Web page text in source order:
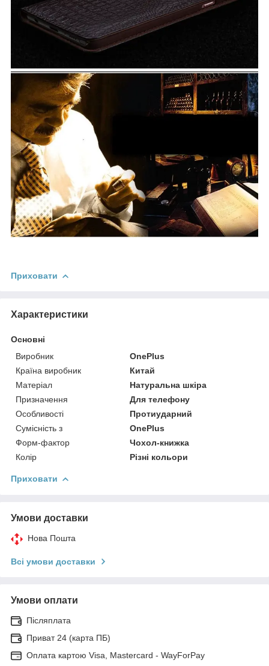
Приховати
Характеристики
Основні
Виробник
OnePlus
Країна виробник
Китай
Матеріал
Натуральна шкіра
Призначення
Для телефону
Особливості
Протиударний
Сумісність з
OnePlus
Форм-фактор
Чохол-книжка
Колір
Різні кольори
Приховати
Умови доставки
Нова Пошта
Всі умови доставки
Умови оплати
Післяплата
Приват 24 (карта ПБ)
Оплата картою Visa, Mastercard - WayForPay